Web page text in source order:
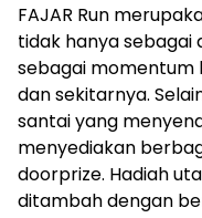
FAJAR Run
tidak hanya sebagai
sebagai momentum
dan sekitarnya.
santai yang
menyediakan
doorprize. Hadiah
ditambah dengan